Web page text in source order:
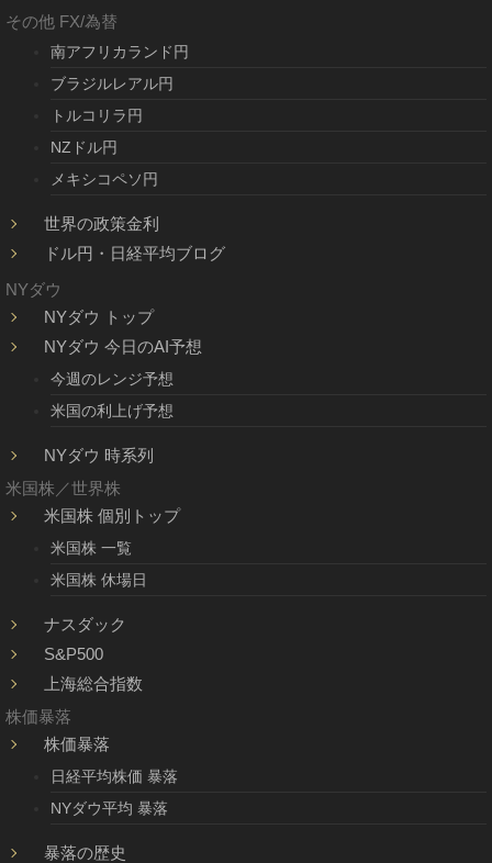
その他 FX/為替
南アフリカランド円
ブラジルレアル円
トルコリラ円
NZドル円
メキシコペソ円
世界の政策金利
ドル円・日経平均ブログ
NYダウ
NYダウ トップ
NYダウ 今日のAI予想
今週のレンジ予想
米国の利上げ予想
NYダウ 時系列
米国株／世界株
米国株 個別トップ
米国株 一覧
米国株 休場日
ナスダック
S&P500
上海総合指数
株価暴落
株価暴落
日経平均株価 暴落
NYダウ平均 暴落
暴落の歴史